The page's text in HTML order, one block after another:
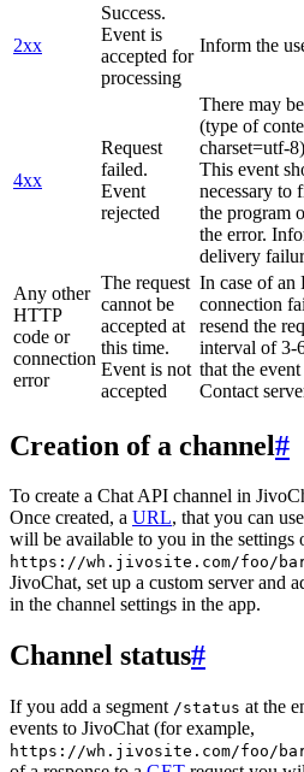
2xx
Success.
Event is
accepted for
processing
Inform the
4xx
Request
failed.
Event
rejected
There may
(type of
charset=utf-
This event
necessary to
the program
the error.
delivery
Any other
HTTP
code or
connection
error
The request
cannot be
accepted at
this time.
Event is not
accepted
In case of an
connection
resend the
interval of 3-
that the
Contact
Creation of a channel#
To create a Chat API channel in
Once created, a URL, that you can
will be available to you in the settings
https://wh.jivosite.com/foo/
JivoChat, set up a custom server and
in the channel settings in the app.
Channel status#
If you add a segment /status at the
events to JivoChat (for example,
https://wh.jivosite.com/foo/